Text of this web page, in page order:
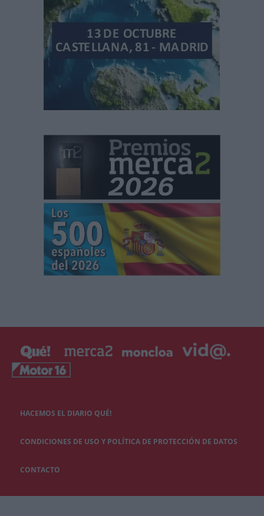
HACEMOS EL DIARIO QUÉ!
CONDICIONES DE USO Y POLÍTICA DE PROTECCIÓN DE DATOS
CONTACTO